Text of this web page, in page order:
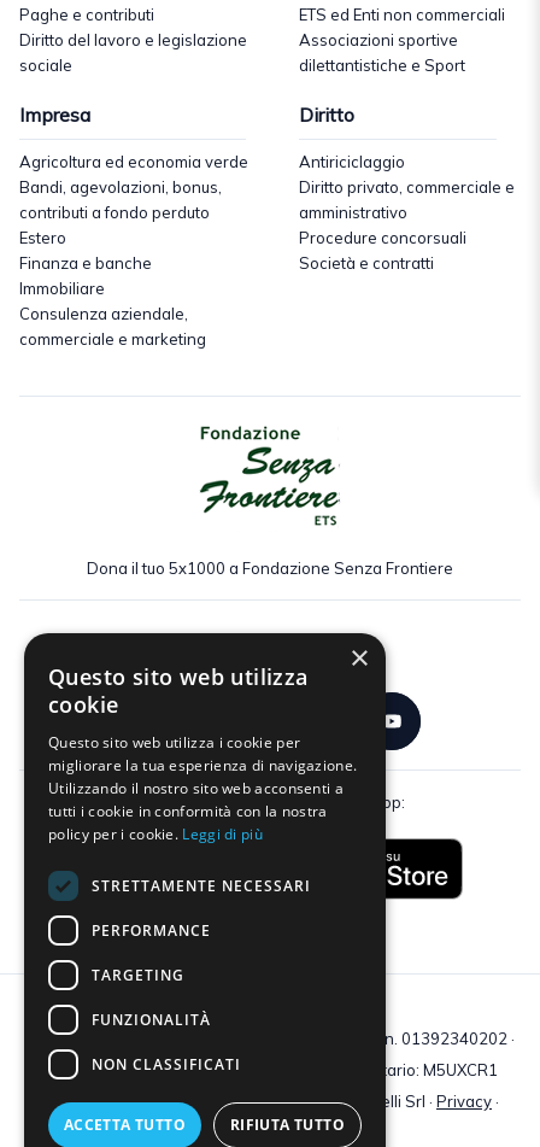
Paghe e contributi
Diritto del lavoro e legislazione
sociale
ETS ed Enti non commerciali
Associazioni sportive
dilettantistiche e Sport
Impresa
Agricoltura ed economia verde
Bandi, agevolazioni, bonus,
contributi a fondo perduto
Estero
Finanza e banche
Immobiliare
Consulenza aziendale,
commerciale e marketing
Diritto
Antiriciclaggio
Diritto privato, commerciale e
amministrativo
Procedure concorsuali
Società e contratti
Dona il tuo 5x1000 a Fondazione Senza Frontiere
Scarica gratuitamente la nostra app:
C.F e P.IVA: 01392340202 · Reg.Imp. di Mantova: n. 01392340202 ·
Capitale sociale € 210.400 i.v. · Codice destinatario: M5UXCR1
© 2026 Tutti i diritti riservati · Centro Studi Castelli Srl · Privacy·
Cookie·Web Agency
×
Questo sito web utilizza
cookie
Questo sito web utilizza i cookie per
migliorare la tua esperienza di navigazione.
Utilizzando il nostro sito web acconsenti a
tutti i cookie in conformità con la nostra
policy per i cookie. Leggi di più
STRETTAMENTE NECESSARI
PERFORMANCE
TARGETING
FUNZIONALITÀ
NON CLASSIFICATI
ACCETTA TUTTO RIFIUTA TUTTO